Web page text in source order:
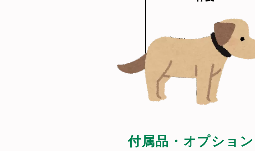
付属品・オプション